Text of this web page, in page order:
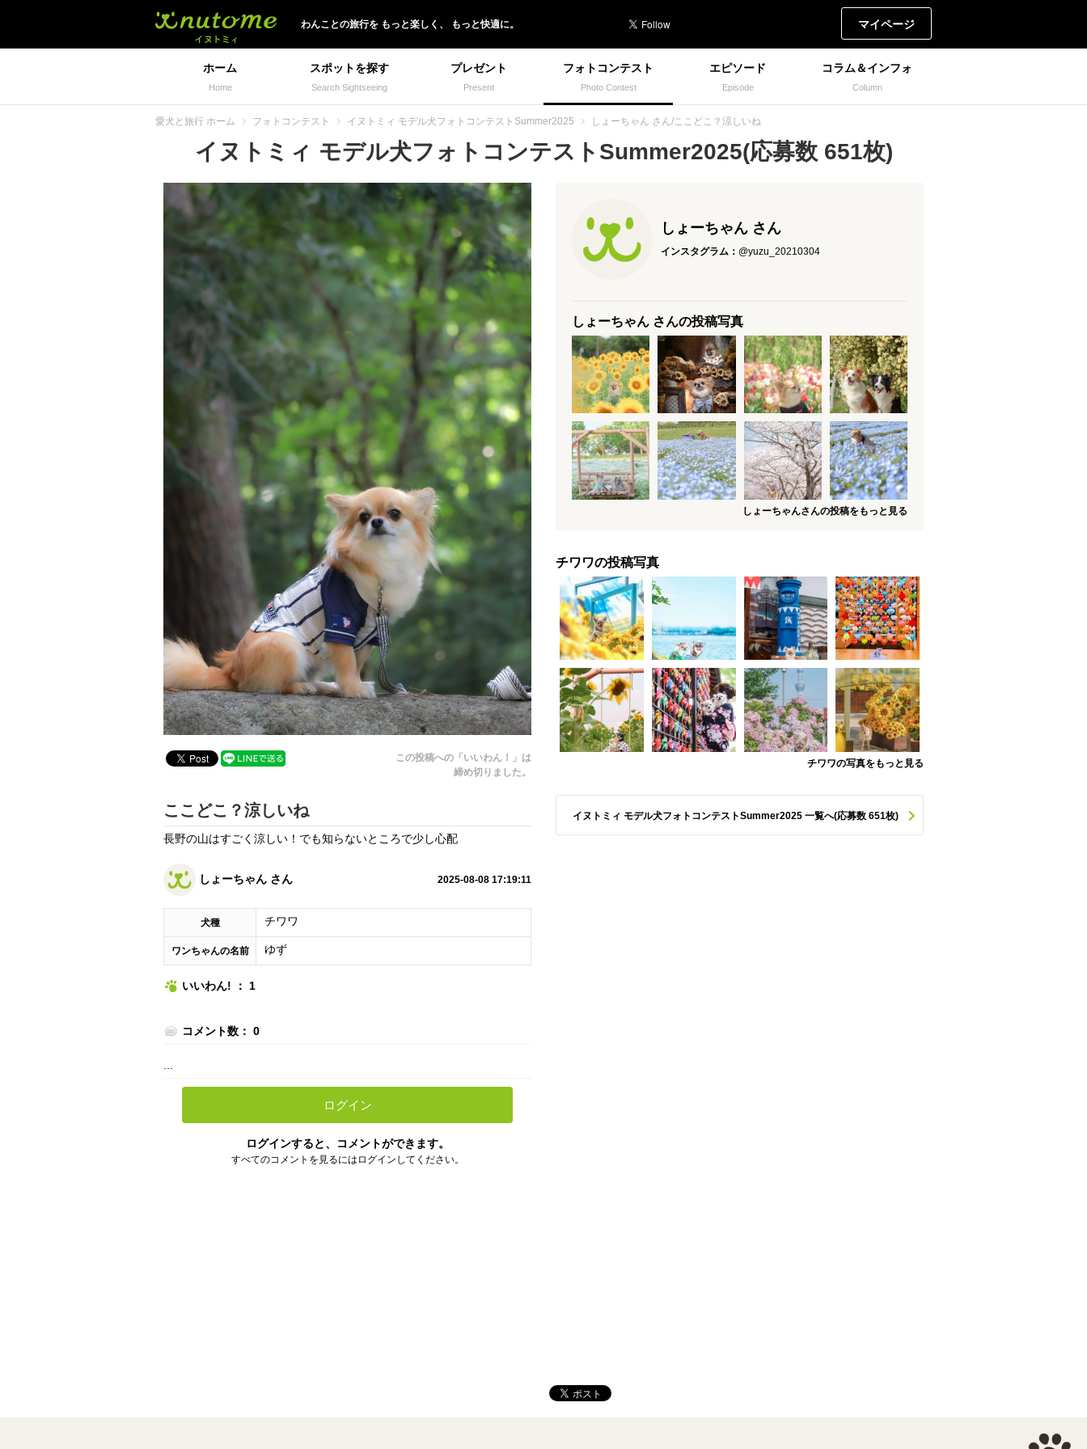
わんことの旅行を もっと楽しく、 もっと快適に。 マイページ
ホーム
Home
スポットを探す
Search Sightseeing
プレゼント
Present
フォトコンテスト
Photo Contest
エピソード
Episode
コラム＆インフォ
Column
愛犬と旅行 ホーム フォトコンテスト イヌトミィ モデル犬フォトコンテストSummer2025 しょーちゃん さん/ここどこ？涼しいね
イヌトミィ モデル犬フォトコンテストSummer2025(応募数 651枚)
この投稿への「いいわん！」は
締め切りました。
ここどこ？涼しいね
長野の山はすごく涼しい！でも知らないところで少し心配
しょーちゃん さん 2025-08-08 17:19:11
犬種 チワワ
ワンちゃんの名前 ゆず
いいわん! ： 1
コメント数： 0
ログイン
ログインすると、コメントができます。
すべてのコメントを見るにはログインしてください。
しょーちゃん さん
インスタグラム： @yuzu_20210304
しょーちゃん さんの投稿写真
しょーちゃんさんの投稿をもっと見る
チワワの投稿写真
チワワの写真をもっと見る
イヌトミィ モデル犬フォトコンテストSummer2025 一覧へ(応募数 651枚)